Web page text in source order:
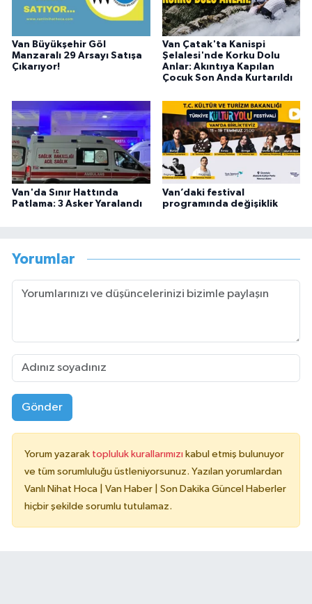
Van Büyükşehir Göl
Manzaralı 29 Arsayı Satışa
Çıkarıyor!
Van Çatak'ta Kanispi
Şelalesi'nde Korku Dolu
Anlar: Akıntıya Kapılan
Çocuk Son Anda Kurtarıldı
Van'da Sınır Hattında
Patlama: 3 Asker Yaralandı
Van’daki festival
programında değişiklik
Yorumlar
Gönder
Yorum yazarak topluluk kurallarımızı kabul etmiş bulunuyor
ve tüm sorumluluğu üstleniyorsunuz. Yazılan yorumlardan
Vanlı Nihat Hoca | Van Haber | Son Dakika Güncel Haberler
hiçbir şekilde sorumlu tutulamaz.